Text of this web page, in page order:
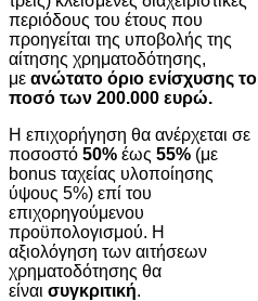
περιόδους του έτους που
προηγείται της υποβολής της
αίτησης χρηματοδότησης,
με ανώτατο όριο ενίσχυσης το
ποσό των 200.000 ευρώ.
Η επιχορήγηση θα ανέρχεται σε
ποσοστό 50% έως 55% (με
bonus ταχείας υλοποίησης
ύψους 5%) επί του
επιχορηγούμενου
προϋπολογισμού. Η
αξιολόγηση των αιτήσεων
χρηματοδότησης θα
είναι συγκριτική.